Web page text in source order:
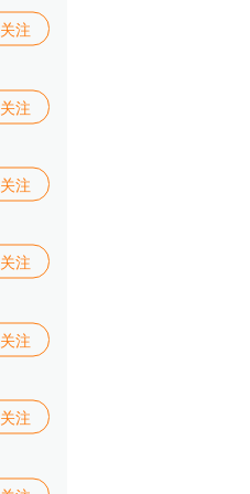
关注
关注
关注
关注
关注
关注